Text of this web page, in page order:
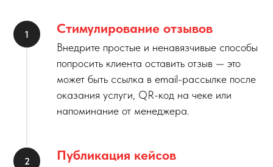
Стимулирование отзывов
Внедрите простые и ненавязчивые способы
попросить клиента оставить отзыв — это
может быть ссылка в email-рассылке после
оказания услуги, QR-код на чеке или
напоминание от менеджера.
Публикация кейсов